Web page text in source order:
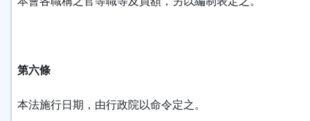
第六條
本法施行日期，由行政院以命令定之。